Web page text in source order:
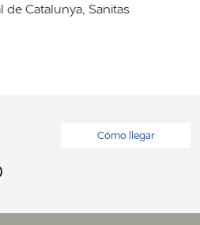
de Catalunya, Sanitas
Cómo llegar